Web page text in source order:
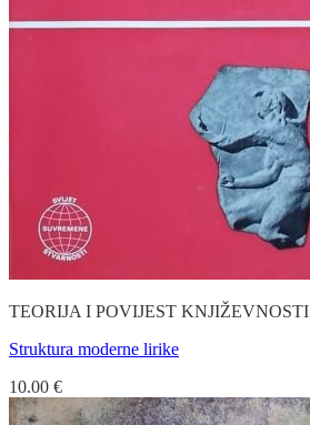
TEORIJA I POVIJEST KNJIŽEVNOSTI
Struktura moderne lirike
10.00 €